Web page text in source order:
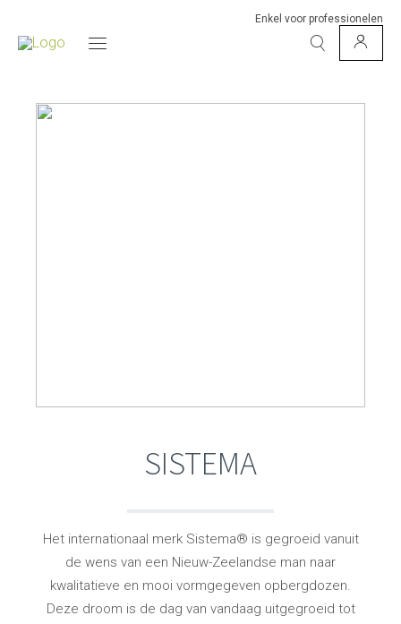
Enkel voor professionelen
SISTEMA
Het internationaal merk Sistema® is gegroeid vanuit
de wens van een Nieuw-Zeelandse man naar
kwalitatieve en mooi vormgegeven opbergdozen.
Deze droom is de dag van vandaag uitgegroeid tot